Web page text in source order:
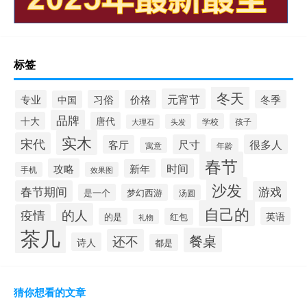
标签
专业 中国 习俗 价格 元宵节 冬天 冬季
十大 品牌 唐代 大理石 头发 学校 孩子
宋代 实木 客厅 寓意 尺寸 年龄 很多人
手机 攻略 效果图 新年 时间 春节
春节期间 是一个 梦幻西游 汤圆 沙发 游戏
疫情 的人 的是 礼物 红包 自己的 英语
茶几 诗人 还不 都是 餐桌
猜你想看的文章